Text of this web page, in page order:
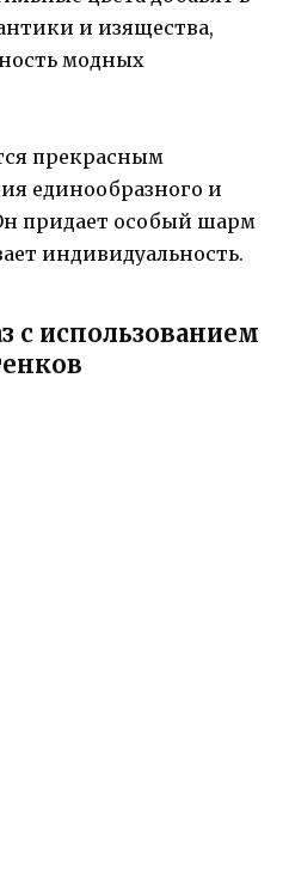
и изящества,
модных
прекрасным
единообразного и
придает особый шарм
индивидуальность.
с использованием